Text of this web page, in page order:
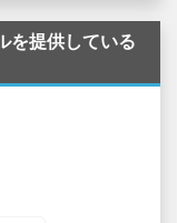
を提供している